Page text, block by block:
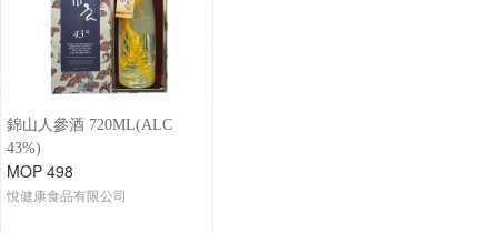
錦山人參酒 720ML(ALC
43%)
MOP 498
悅健康食品有限公司